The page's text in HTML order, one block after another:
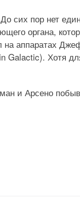
сих пор нет
органа,
на аппаратах
Galactic). Хотя
и Арсено